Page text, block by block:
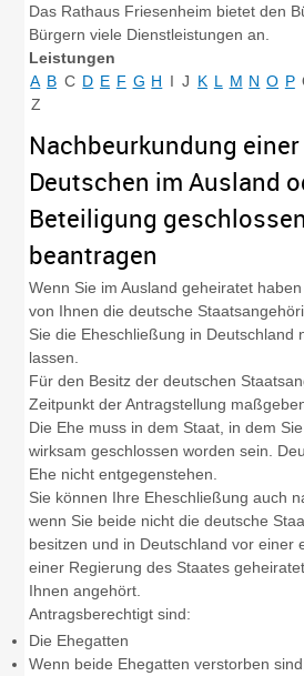
Das Rathaus Friesenheim bietet den
Bürgern viele Dienstleistungen an.
Leistungen
A B C D E F G H I J K L M N O P
Z
Nachbeurkundung einer
Deutschen im Ausland
Beteiligung
beantragen
Wenn Sie im Ausland geheiratet
von Ihnen die deutsche
Sie die Eheschließung in Deutschland
lassen.
Für den Besitz der deutschen
Zeitpunkt der Antragstellung
Die Ehe muss in dem Staat, in dem
wirksam geschlossen worden sein.
Ehe nicht entgegenstehen.
Sie können Ihre Eheschließung auch
wenn Sie beide nicht die deutsche
besitzen und in Deutschland vor einer
einer Regierung des Staates
Ihnen angehört.
Antragsberechtigt sind:
Die Ehegatten
Wenn beide Ehegatten verstorben